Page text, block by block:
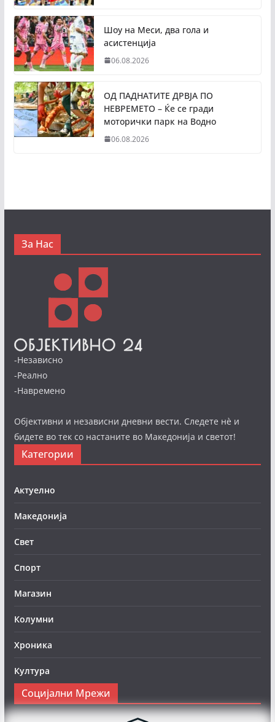
Шоу на Меси, два гола и
асистенција
06.08.2026
ОД ПАДНАТИТЕ ДРВЈА ПО
НЕВРЕМЕТО – Ќе се гради
моторички парк на Водно
06.08.2026
За Нас
-Независно
-Реално
-Навремено
Објективни и независни дневни вести. Следете нè и
бидете во тек со настаните во Македонија и светот!
Категории
Актуелно
Македонија
Свет
Спорт
Магазин
Колумни
Хроника
Култура
Социјални Мрежи